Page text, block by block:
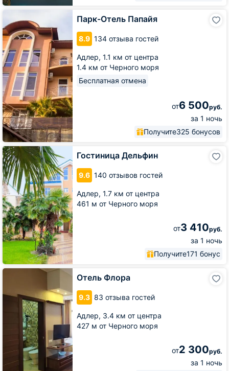
Парк-Отель Папайя
8.9 134 отзыва гостей
Адлер, 1.1 км от центра
1.4 км от Черного моря
Бесплатная отмена
от6 500руб.
за 1 ночь
Получите325 бонусов
Отель
Папайя
Гостиница Дельфин
9.6 140 отзывов гостей
Адлер, 1.7 км от центра
461 м от Черного моря
от3 410руб.
за 1 ночь
Получите171 бонус
Гостиница
Дельфин
Отель Флора
9.3 83 отзыва гостей
Адлер, 3.4 км от центра
427 м от Черного моря
от2 300руб.
за 1 ночь
Отель